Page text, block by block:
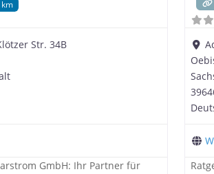
Str. 34B
GmbH: Ihr Partner für